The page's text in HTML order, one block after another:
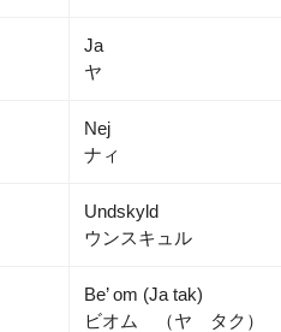
Ja
ヤ
Nej
ナィ
Undskyld
ウンスキュル
Be’ om (Ja tak)
ビオム （ヤ タク）